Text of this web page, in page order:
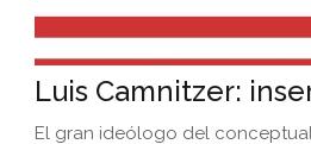
Luis Camnitzer:
El gran ideólogo del